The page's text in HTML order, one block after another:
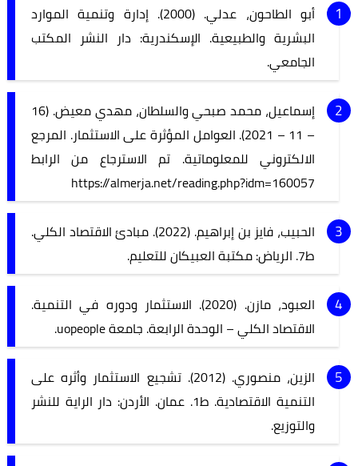
أبو الطاحون، عدلي. (2000). إدارة وتنمية الموارد
البشرية والطبيعية. الإسكندرية: دار النشر المكتب
الجامعي.
إسماعيل، محمد صبحي والسلطان، مهدي معيض. (16
– 11 – 2021). العوامل المؤثرة على الاستثمار. المرجع
الالكتروني للمعلوماتية. تم الاسترجاع من الرابط
https://almerja.net/reading.php?idm=160057
الحبيب، فايز بن إبراهيم. (2022). مبادئ الاقتصاد الكلي.
ط7. الرياض: مكتبة العبيكان للتعليم.
العبود، مازن. (2020). الاستثمار ودوره في التنمية.
الاقتصاد الكلي – الوحدة الرابعة. جامعة uopeople.
الزين، منصوري. (2012). تشجيع الاستثمار وأثره على
التنمية الاقتصادية. ط1. عمان. الأردن: دار الراية للنشر
والتوزيع.